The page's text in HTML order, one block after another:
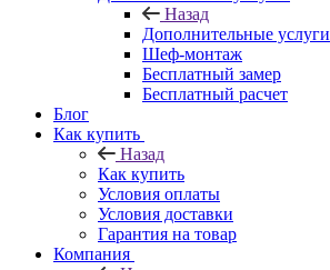
Назад
Дополнительные услуги
Шеф-монтаж
Бесплатный замер
Бесплатный расчет
Блог
Как купить
Назад
Как купить
Условия оплаты
Условия доставки
Гарантия на товар
Компания